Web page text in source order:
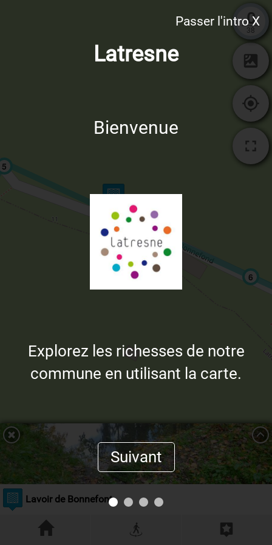
Passer l'intro X
Latresne
Bienvenue
Explorez les richesses de notre
commune en utilisant la carte.
Suivant
5
6
0
38
Lavoir de Bonnefont
Résoudre l'énigme